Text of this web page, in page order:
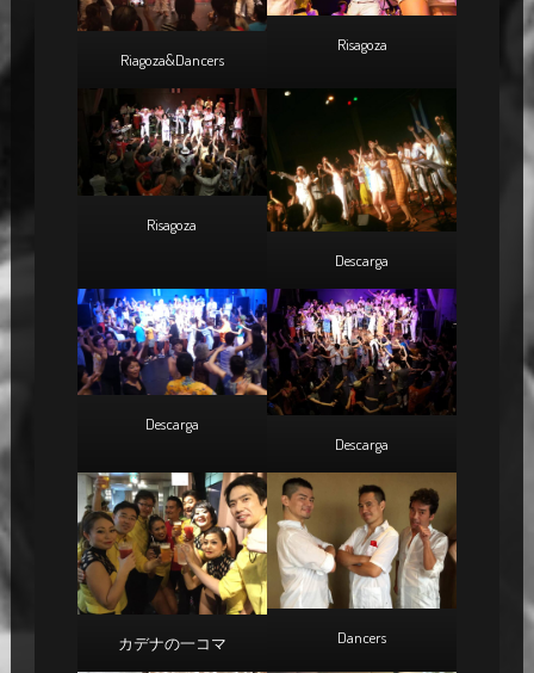
Riagoza&Dancers
Risagoza
Risagoza
Descarga
Descarga
Descarga
カデナの一コマ Dancers